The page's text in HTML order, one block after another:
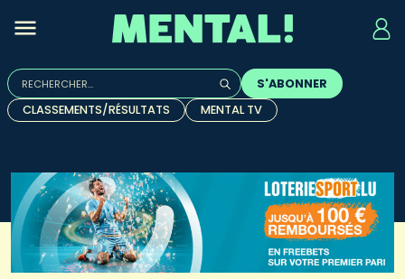
Rechercher :
Quand les résultats de l'auto-complétion sont
S'ABONNER
CLASSEMENTS/RÉSULTATS
MENTAL TV